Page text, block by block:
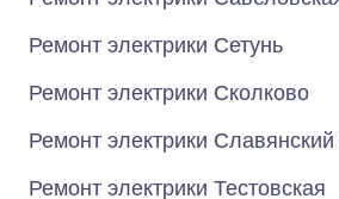
Ремонт электрики Сетунь
Ремонт электрики Сколково
Ремонт электрики
Ремонт электрики Тестовская